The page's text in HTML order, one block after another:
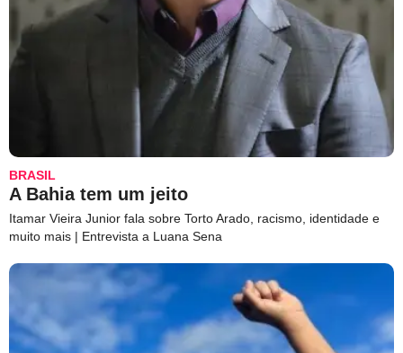
BRASIL
A Bahia tem um jeito
Itamar Vieira Junior fala sobre Torto Arado, racismo, identidade e
muito mais | Entrevista a Luana Sena